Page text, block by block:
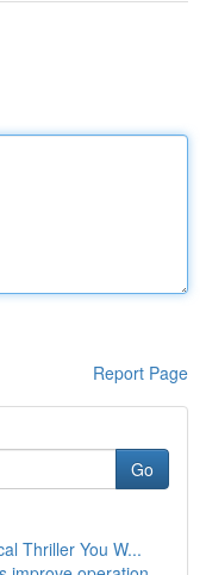
Report Page
Go
Thriller You W...